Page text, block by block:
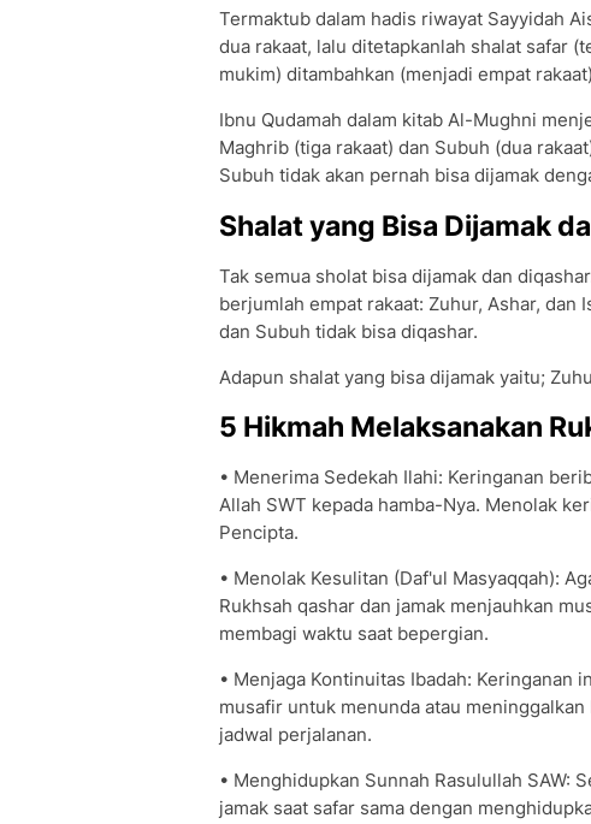
Termaktub dalam hadis riwayat Sayyidah
dua rakaat, lalu ditetapkanlah shalat safar
mukim) ditambahkan (menjadi empat
Ibnu Qudamah dalam kitab Al-Mughni
Maghrib (tiga rakaat) dan Subuh (dua
Subuh tidak akan pernah bisa dijamak
Shalat yang Bisa Dijamak
Tak semua sholat bisa dijamak dan
berjumlah empat rakaat: Zuhur, Ashar,
dan Subuh tidak bisa diqashar.
Adapun shalat yang bisa dijamak yaitu;
5 Hikmah Melaksanakan
• Menerima Sedekah Ilahi: Keringanan
Allah SWT kepada hamba-Nya. Menolak
Pencipta.
• Menolak Kesulitan (Daf'ul Masyaqqah):
Rukhsah qashar dan jamak menjauhkan
membagi waktu saat bepergian.
• Menjaga Kontinuitas Ibadah: Keringanan
musafir untuk menunda atau
jadwal perjalanan.
• Menghidupkan Sunnah Rasulullah SAW:
jamak saat safar sama dengan